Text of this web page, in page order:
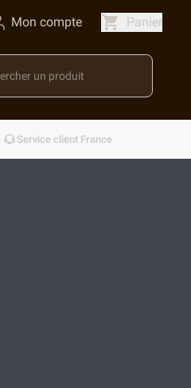
Mon compte Panier
Service client France